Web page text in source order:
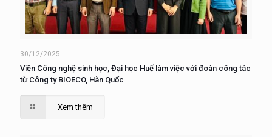
30/12/2025
Viện Công nghệ sinh học, Đại học Huế làm việc với đoàn công tác
từ Công ty BIOECO, Hàn Quốc
Xem thêm